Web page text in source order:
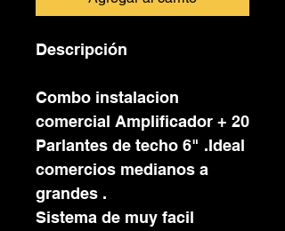
Descripción
Combo instalacion
comercial Amplificador + 20
Parlantes de techo 6" .Ideal
comercios medianos a
grandes .
Sistema de muy facil